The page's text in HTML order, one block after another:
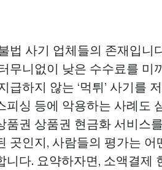
법 사기 업체들의 존재입니
무니없이 낮은 수수료를 미
급하지 않는 ‘먹튀’ 사기를
피싱 등에 악용하는 사례도
품권 상품권 현금화 서비스
곳인지, 사람들의 평가는
니다. 요약하자면, 소액결제